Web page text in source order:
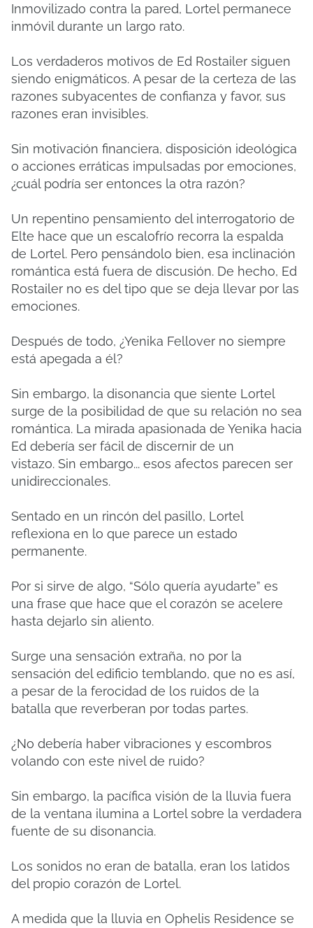
Inmovilizado contra la pared, Lortel permanece
inmóvil durante un largo rato.
Los verdaderos motivos de Ed Rostailer siguen
siendo enigmáticos. A pesar de la certeza de las
razones subyacentes de confianza y favor, sus
razones eran invisibles.
Sin motivación financiera, disposición ideológica
o acciones erráticas impulsadas por emociones,
¿cuál podría ser entonces la otra razón?
Un repentino pensamiento del interrogatorio de
Elte hace que un escalofrío recorra la espalda
de Lortel. Pero pensándolo bien, esa inclinación
romántica está fuera de discusión. De hecho, Ed
Rostailer no es del tipo que se deja llevar por las
emociones.
Después de todo, ¿Yenika Fellover no siempre
está apegada a él?
Sin embargo, la disonancia que siente Lortel
surge de la posibilidad de que su relación no sea
romántica. La mirada apasionada de Yenika hacia
Ed debería ser fácil de discernir de un
vistazo. Sin embargo... esos afectos parecen ser
unidireccionales.
Sentado en un rincón del pasillo, Lortel
reflexiona en lo que parece un estado
permanente.
Por si sirve de algo, “Sólo quería ayudarte” es
una frase que hace que el corazón se acelere
hasta dejarlo sin aliento.
Surge una sensación extraña, no por la
sensación del edificio temblando, que no es así,
a pesar de la ferocidad de los ruidos de la
batalla que reverberan por todas partes.
¿No debería haber vibraciones y escombros
volando con este nivel de ruido?
Sin embargo, la pacífica visión de la lluvia fuera
de la ventana ilumina a Lortel sobre la verdadera
fuente de su disonancia.
Los sonidos no eran de batalla, eran los latidos
del propio corazón de Lortel.
A medida que la lluvia en Ophelis Residence se